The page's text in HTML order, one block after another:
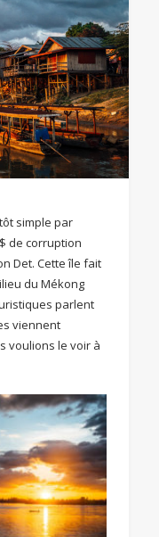
simple par
de corruption
Det. Cette île fait
du Mékong
parlent
viennent
voulions le voir à